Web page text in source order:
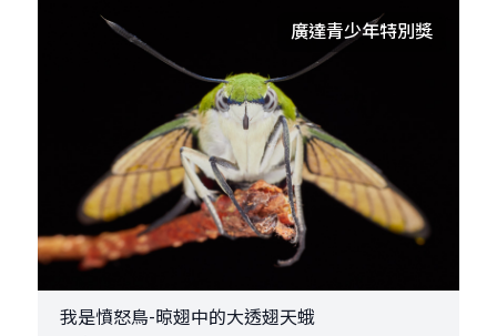
廣達青少年特別獎
我是憤怒鳥-晾翅中的大透翅天蛾